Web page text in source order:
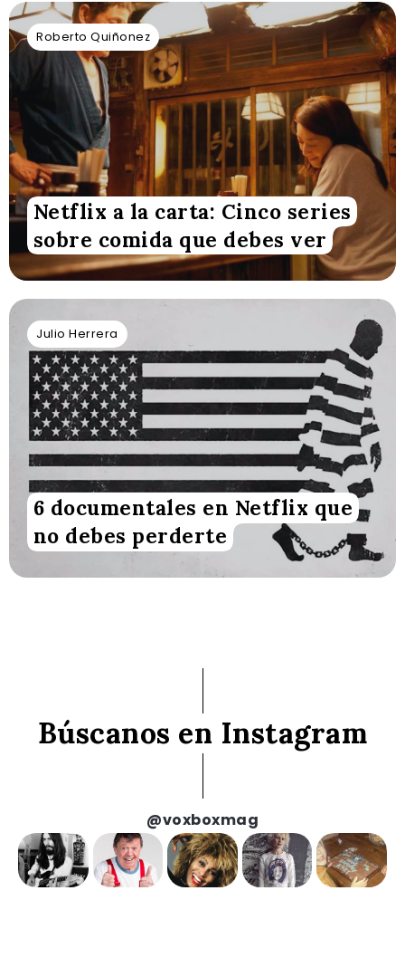
Roberto Quiñonez
Netflix a la carta: Cinco series
sobre comida que debes ver
Julio Herrera
6 documentales en Netflix que
no debes perderte
Búscanos en Instagram
@voxboxmag